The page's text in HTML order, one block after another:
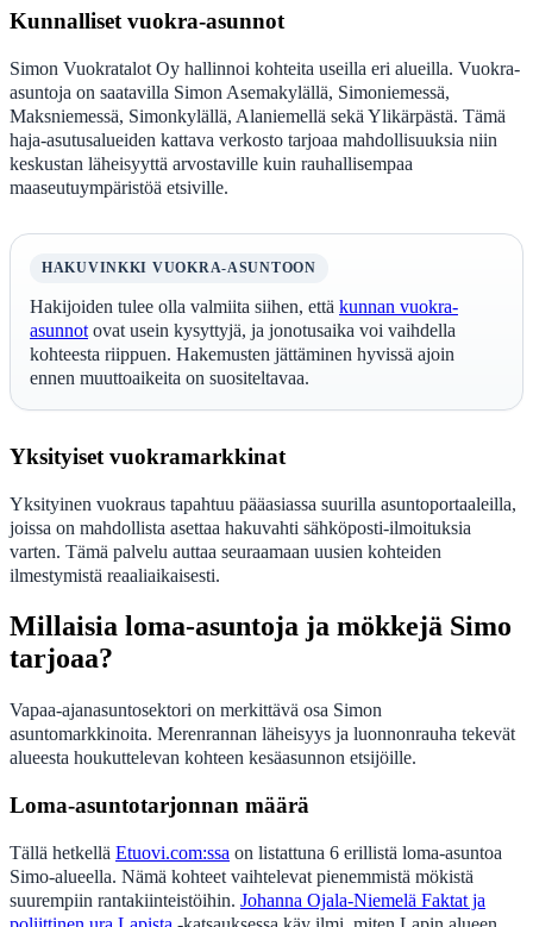
Kunnalliset vuokra-asunnot
Simon Vuokratalot Oy hallinnoi kohteita useilla eri alueilla. Vuokra-
asuntoja on saatavilla Simon Asemakylällä, Simoniemessä,
Maksniemessä, Simonkylällä, Alaniemellä sekä Ylikärpästä. Tämä
haja-asutusalueiden kattava verkosto tarjoaa mahdollisuuksia niin
keskustan läheisyyttä arvostaville kuin rauhallisempaa
maaseutuympäristöä etsiville.
HAKUVINKKI VUOKRA-ASUNTOON
Hakijoiden tulee olla valmiita siihen, että kunnan vuokra-
asunnot ovat usein kysyttyjä, ja jonotusaika voi vaihdella
kohteesta riippuen. Hakemusten jättäminen hyvissä ajoin
ennen muuttoaikeita on suositeltavaa.
Yksityiset vuokramarkkinat
Yksityinen vuokraus tapahtuu pääasiassa suurilla asuntoportaaleilla,
joissa on mahdollista asettaa hakuvahti sähköposti-ilmoituksia
varten. Tämä palvelu auttaa seuraamaan uusien kohteiden
ilmestymistä reaaliaikaisesti.
Millaisia loma-asuntoja ja mökkejä Simo
tarjoaa?
Vapaa-ajanasuntosektori on merkittävä osa Simon
asuntomarkkinoita. Merenrannan läheisyys ja luonnonrauha tekevät
alueesta houkuttelevan kohteen kesäasunnon etsijöille.
Loma-asuntotarjonnan määrä
Tällä hetkellä Etuovi.com:ssa on listattuna 6 erillistä loma-asuntoa
Simo-alueella. Nämä kohteet vaihtelevat pienemmistä mökistä
suurempiin rantakiinteistöihin. Johanna Ojala-Niemelä Faktat ja